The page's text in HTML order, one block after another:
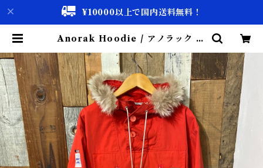
¥10000以上で国内送料無料！
Anorak Hoodie / アノラック パ
【古着 & Vintage 通販】